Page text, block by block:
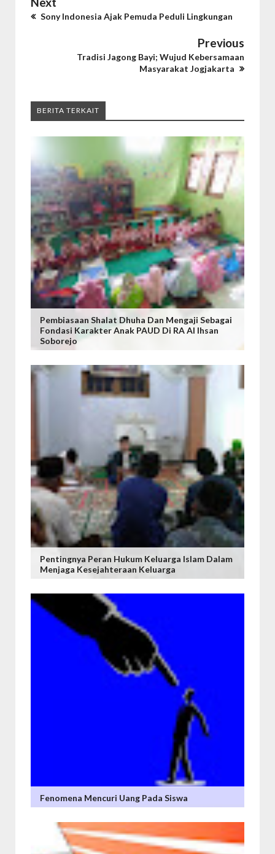
Sony Indonesia Ajak Pemuda Peduli Lingkungan
Previous
Tradisi Jagong Bayi; Wujud Kebersamaan
Masyarakat Jogjakarta
BERITA TERKAIT
Pembiasaan Shalat Dhuha Dan Mengaji Sebagai
Fondasi Karakter Anak PAUD Di RA Al Ihsan
Soborejo
Pentingnya Peran Hukum Keluarga Islam Dalam
Menjaga Kesejahteraan Keluarga
Fenomena Mencuri Uang Pada Siswa